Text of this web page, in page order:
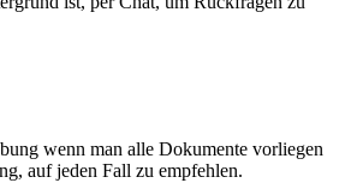
wenn man alle Dokumente vorliegen
auf jeden Fall zu empfehlen.